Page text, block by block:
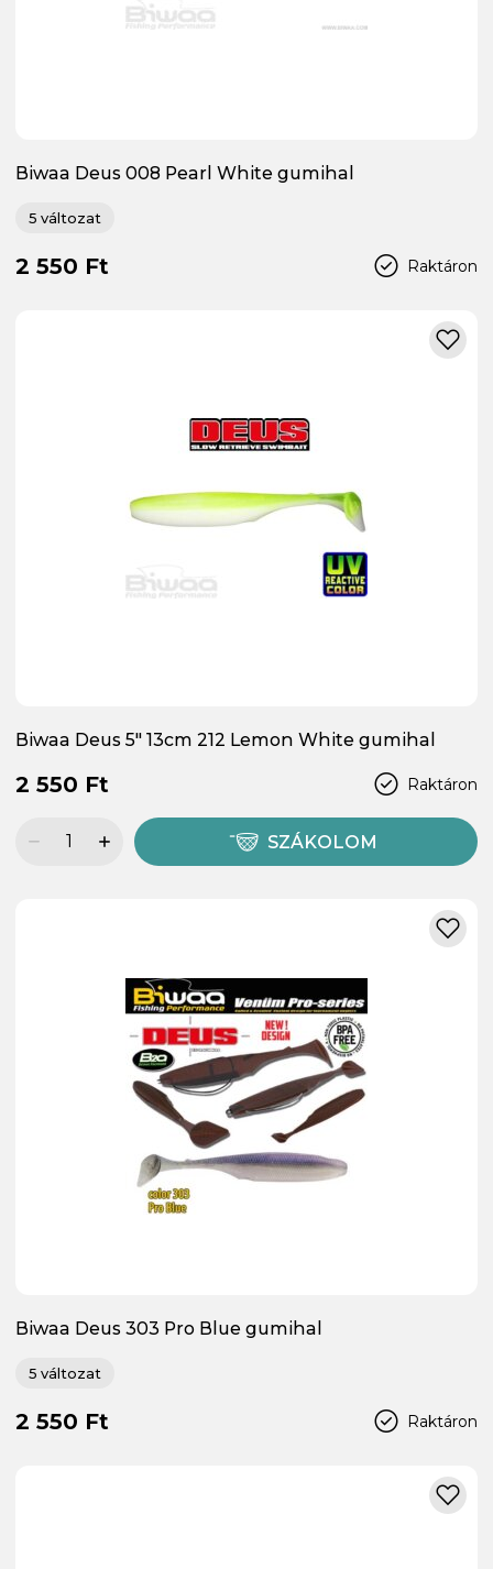
Biwaa Deus 008 Pearl White gumihal
5 változat
Raktáron
2 550 Ft
Biwaa Deus 5" 13cm 212 Lemon White gumihal
Raktáron
2 550 Ft
SZÁKOLOM
Biwaa Deus 303 Pro Blue gumihal
5 változat
Raktáron
2 550 Ft